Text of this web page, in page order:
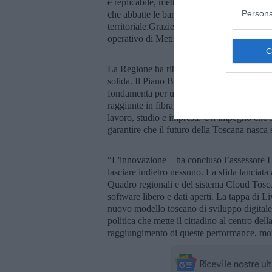
che abbatte le barriere tecniche e
territoriale.Grazie al coinvolgimento di
operativo di Metis Toscana l’obiettivo è di
La Regione ha ribadito che la
solida. Il Piano Banda Ultralarga e i
fondamenta per una nuova cittadinanza.
raggiunte in fibra, la connessione diventa
lavoro, studio e impresa. Un impegno che
garantire che il futuro della Toscana
“L'innovazione – ha concluso
lasciare indietro nessuno. La sfida
Quadro regionali e del sistema Cloud
software libero e dati aperti. La tappa di
nuovo modello toscano di sviluppo
politica che mette il cittadino al centro
raggiungimento di queste performance,